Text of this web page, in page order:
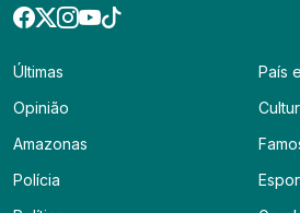
Últimas
Opinião
Amazonas
Polícia
País